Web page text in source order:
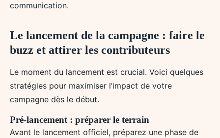
communication.
Le lancement de la campagne : faire le
buzz et attirer les contributeurs
Le moment du lancement est crucial. Voici quelques
stratégies pour maximiser l’impact de votre
campagne dès le début.
Pré-lancement : préparer le terrain
Avant le lancement officiel, préparez une phase de